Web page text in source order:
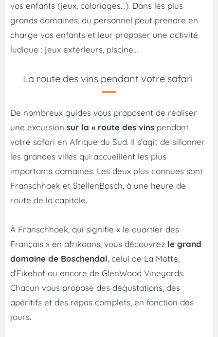
vos enfants (jeux, coloriages…). Dans les plus
grands domaines, du personnel peut prendre en
charge vos enfants et leur proposer une activité
ludique : jeux extérieurs, piscine…
La route des vins pendant votre safari
De nombreux guides vous proposent de réaliser
une excursion sur la « route des vins pendant
votre safari en Afrique du Sud. Il s’agit de sillonner
les grandes villes qui accueillent les plus
importants domaines. Les deux plus connues sont
Franschhoek et StellenBosch, à une heure de
route de la capitale.
À Franschhoek, qui signifie « le quartier des
Français » en afrikaans, vous découvrez le grand
domaine de Boschendal, celui de La Motte,
d’Eikehof ou encore de GlenWood Vineyards.
Chacun vous propose des dégustations, des
apéritifs et des repas complets, en fonction des
jours.